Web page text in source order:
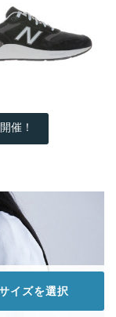
催！
イズを選択